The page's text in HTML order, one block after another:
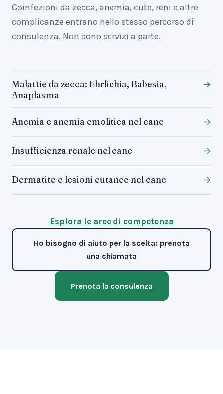
Coinfezioni da zecca, anemia, cute, reni e altre
complicanze entrano nello stesso percorso di
consulenza. Non sono servizi a parte.
Malattie da zecca: Ehrlichia, Babesia,
Anaplasma
→
Anemia e anemia emolitica nel cane →
Insufficienza renale nel cane →
Dermatite e lesioni cutanee nel cane →
Esplora le aree di competenza
Ho bisogno di aiuto per la scelta: prenota
una chiamata
Prenota la consulenza